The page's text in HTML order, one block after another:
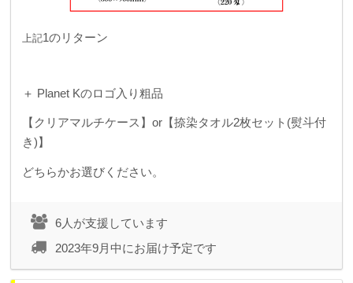
上記1のリターン
＋ Planet Kのロゴ入り粗品
【クリアマルチケース】or【捺染タオル2枚セット(熨斗付
き)】
どちらかお選びください。
6人が支援しています
2023年9月中にお届け予定です